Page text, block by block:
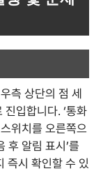
측 상단의 점 세
입합니다. ‘통화
위치를 오른쪽으
후 알림 표시’를
즉시 확인할 수 있